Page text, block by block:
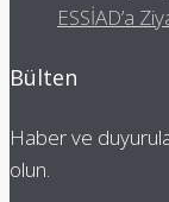
ESSİAD’a
Bülten
Haber ve
olun.